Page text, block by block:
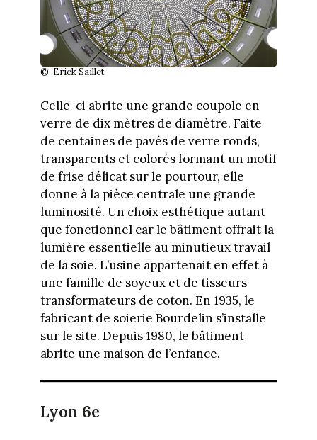
© Erick Saillet
Celle-ci abrite une grande coupole en
verre de dix mètres de diamètre. Faite
de centaines de pavés de verre ronds,
transparents et colorés formant un motif
de frise délicat sur le pourtour, elle
donne à la pièce centrale une grande
luminosité. Un choix esthétique autant
que fonctionnel car le bâtiment offrait la
lumière essentielle au minutieux travail
de la soie. L’usine appartenait en effet à
une famille de soyeux et de tisseurs
transformateurs de coton. En 1935, le
fabricant de soierie Bourdelin s’installe
sur le site. Depuis 1980, le bâtiment
abrite une maison de l’enfance.
Lyon 6e